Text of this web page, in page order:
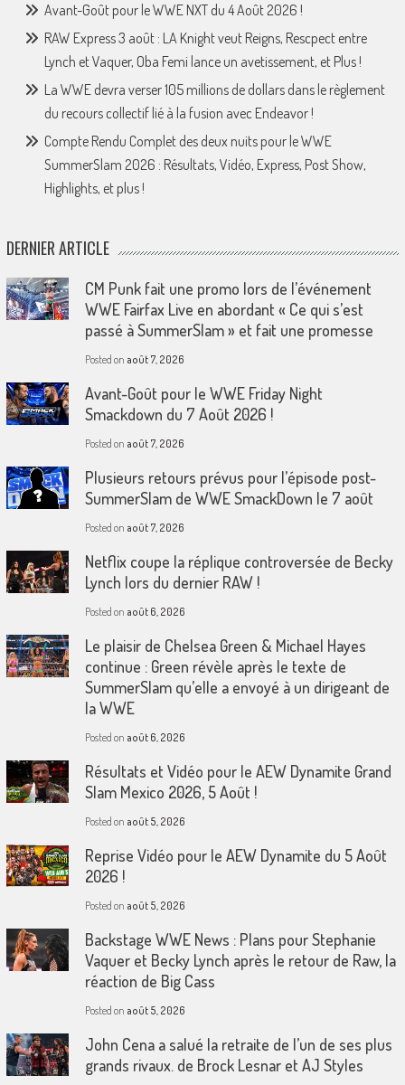
Avant-Goût pour le WWE NXT du 4 Août 2026 !
RAW Express 3 août : LA Knight veut Reigns, Rescpect entre
Lynch et Vaquer, Oba Femi lance un avetissement, et Plus !
La WWE devra verser 105 millions de dollars dans le règlement
du recours collectif lié à la fusion avec Endeavor !
Compte Rendu Complet des deux nuits pour le WWE
SummerSlam 2026 : Résultats, Vidéo, Express, Post Show,
Highlights, et plus !
DERNIER ARTICLE
CM Punk fait une promo lors de l’événement
WWE Fairfax Live en abordant « Ce qui s’est
passé à SummerSlam » et fait une promesse
Posted on août 7, 2026
Avant-Goût pour le WWE Friday Night
Smackdown du 7 Août 2026 !
Posted on août 7, 2026
Plusieurs retours prévus pour l’épisode post-
SummerSlam de WWE SmackDown le 7 août
Posted on août 7, 2026
Netflix coupe la réplique controversée de Becky
Lynch lors du dernier RAW !
Posted on août 6, 2026
Le plaisir de Chelsea Green & Michael Hayes
continue : Green révèle après le texte de
SummerSlam qu’elle a envoyé à un dirigeant de
la WWE
Posted on août 6, 2026
Résultats et Vidéo pour le AEW Dynamite Grand
Slam Mexico 2026, 5 Août !
Posted on août 5, 2026
Reprise Vidéo pour le AEW Dynamite du 5 Août
2026 !
Posted on août 5, 2026
Backstage WWE News : Plans pour Stephanie
Vaquer et Becky Lynch après le retour de Raw, la
réaction de Big Cass
Posted on août 5, 2026
John Cena a salué la retraite de l’un de ses plus
grands rivaux. de Brock Lesnar et AJ Styles